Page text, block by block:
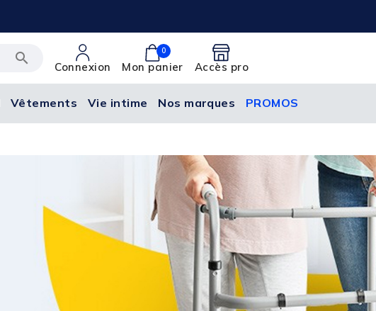
 Connexion
0
Mon panier Accès pro
Vêtements Vie intime Nos marques PROMOS